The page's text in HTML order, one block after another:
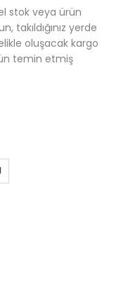
stok veya ürün
takıldığınız yerde
oluşacak kargo
temin etmiş